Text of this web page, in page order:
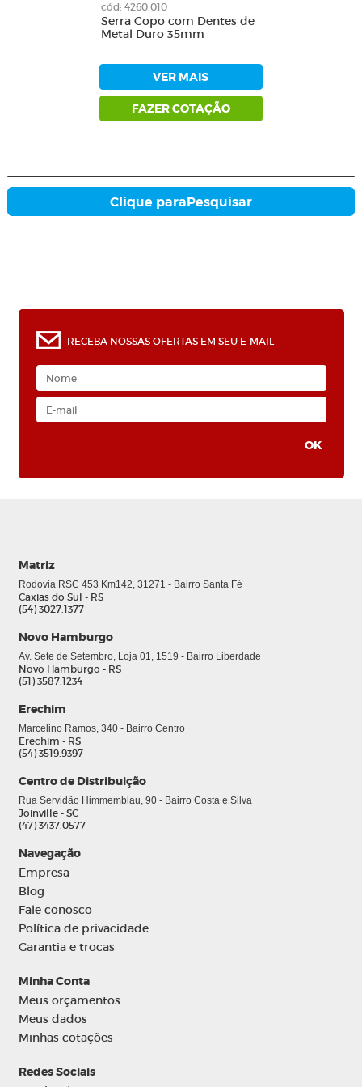
cód: 4260.010
Serra Copo com Dentes de
Metal Duro 35mm
VER MAIS
FAZER COTAÇÃO
Clique paraPesquisar
RECEBA NOSSAS OFERTAS EM SEU E-MAIL
Matriz
Rodovia RSC 453 Km142, 31271 - Bairro Santa Fé
Caxias do Sul - RS
(54) 3027.1377
Novo Hamburgo
Av. Sete de Setembro, Loja 01, 1519 - Bairro Liberdade
Novo Hamburgo - RS
(51) 3587.1234
Erechim
Marcelino Ramos, 340 - Bairro Centro
Erechim - RS
(54) 3519.9397
Centro de Distribuição
Rua Servidão Himmemblau, 90 - Bairro Costa e Silva
Joinville - SC
(47) 3437.0577
Navegação
Empresa
Blog
Fale conosco
Política de privacidade
Garantia e trocas
Minha Conta
Meus orçamentos
Meus dados
Minhas cotações
Redes Sociais